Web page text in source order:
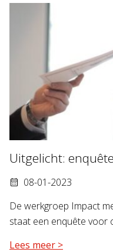
Uitgelicht:
08-01-2023
De werkgroep Impact
staat een enquête voor
Lees meer >